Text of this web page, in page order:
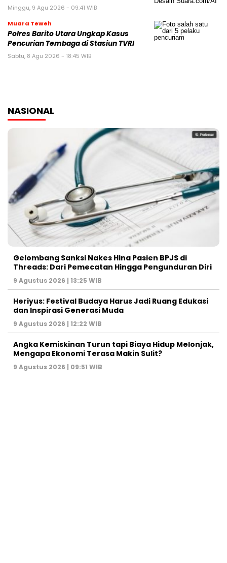
Minggu, 9 Agu 2026 - 09:41 WIB
Muara Teweh
Polres Barito Utara Ungkap Kasus
Pencurian Tembaga di Stasiun TVRI
Sabtu, 8 Agu 2026 - 18:45 WIB
NASIONAL
Gelombang Sanksi Nakes Hina Pasien BPJS di
Threads: Dari Pemecatan Hingga Pengunduran Diri
9 Agustus 2026 | 13:25 WIB
Heriyus: Festival Budaya Harus Jadi Ruang Edukasi
dan Inspirasi Generasi Muda
9 Agustus 2026 | 12:22 WIB
Angka Kemiskinan Turun tapi Biaya Hidup Melonjak,
Mengapa Ekonomi Terasa Makin Sulit?
9 Agustus 2026 | 09:51 WIB